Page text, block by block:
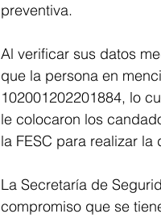
preventiva.
Al verificar sus datos
que la persona en
102001202201884, lo
le colocaron los
la FESC para realizar
La Secretaría de
compromiso que se